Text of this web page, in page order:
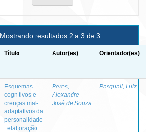
Mostrando resultados 2 a 3 de 3
Título Autor(es) Orientador(es)
Esquemas
cognitivos e
crenças mal-
adaptativos da
personalidade
: elaboração
Peres,
Alexandre
José de Souza
Pasquali, Luiz